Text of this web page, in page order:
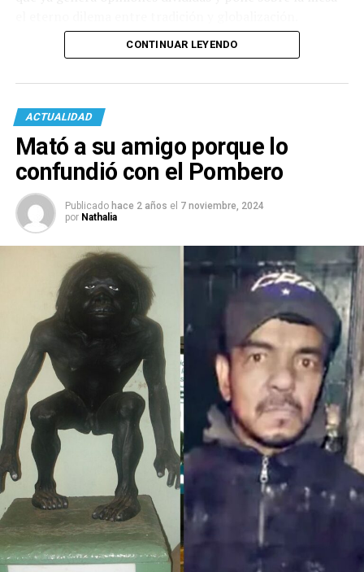
CONTINUAR LEYENDO
ACTUALIDAD
Mató a su amigo porque lo
confundió con el Pombero
Publicado hace 2 años el 7 noviembre, 2024
por Nathalia